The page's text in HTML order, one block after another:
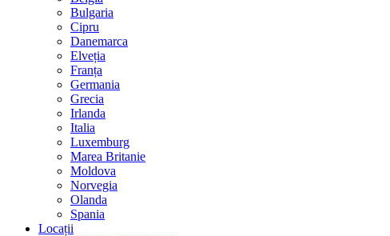
Bulgaria
Cipru
Danemarca
Elveția
Franța
Germania
Grecia
Irlanda
Italia
Luxemburg
Marea Britanie
Moldova
Norvegia
Olanda
Spania
Locații